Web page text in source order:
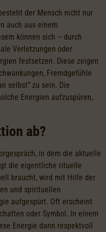
der Mensch nicht nur
auch aus einem
können sich – durch
Verletzungen oder
festsetzen. Diese zeigen
Fremdgefühle
selbst” zu sein. Die
Energien aufzuspüren,
ab?
in dem die aktuelle
die eigentliche rituelle
braucht, wird mit Hilfe der
und spirituellen
aufgespürt. Oft erscheint
oder Symbol. In einem
Energie dann respektvoll